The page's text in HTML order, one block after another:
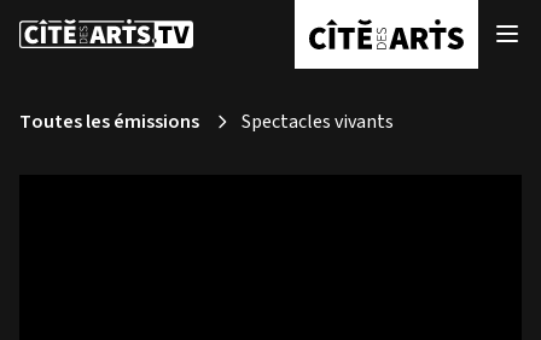
Toutes les émissions Spectacles vivants